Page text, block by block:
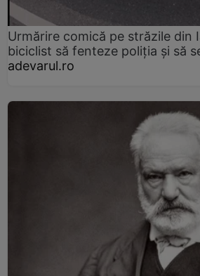
Urmărire comică pe străzile din
biciclist să fenteze poliția și să
adevarul.ro